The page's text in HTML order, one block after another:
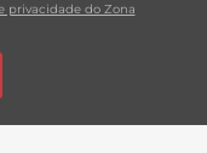
privacidade do Zona